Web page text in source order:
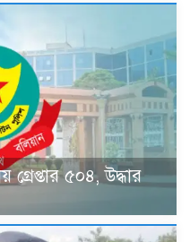
৫০৪, উদ্ধার